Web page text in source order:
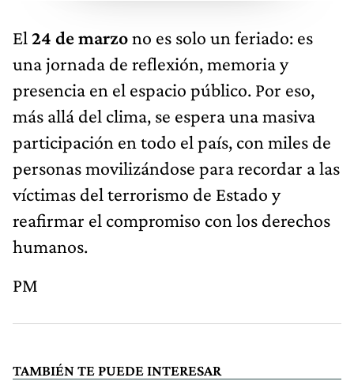
El 24 de marzono es solo un feriado: es
una jornada de reflexión, memoria y
presencia en el espacio público. Por eso,
más allá del clima, se espera una masiva
participación en todo el país, con miles de
personas movilizándose para recordar a las
víctimas del terrorismo de Estado y
reafirmar el compromiso con los derechos
humanos.
PM
TAMBIÉN TE PUEDE INTERESAR